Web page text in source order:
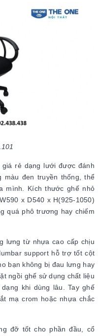
rẻ dạng lưới được đánh
màu đen truyền thống, thể
mình. Kích thước ghế nhỏ
x D540 x H(925-1050)
quá phô trương hay chiếm
lưng từ nhựa cao cấp chịu
support hỗ trợ tốt cột
bạn không bị đau lưng hay
ngồi ghế sử dụng chất liệu
khi dùng lâu. Tay ghế
mạ crom hoặc nhựa chắc
đỡ tốt cho phần đầu, cổ